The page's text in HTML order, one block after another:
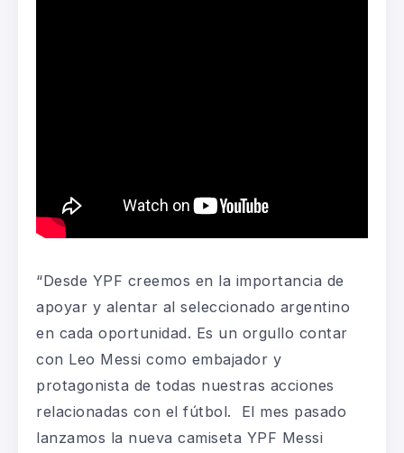
“Desde YPF creemos en la importancia de
apoyar y alentar al seleccionado argentino
en cada oportunidad. Es un orgullo contar
con Leo Messi como embajador y
protagonista de todas nuestras acciones
relacionadas con el fútbol. El mes pasado
lanzamos la nueva camiseta YPF Messi